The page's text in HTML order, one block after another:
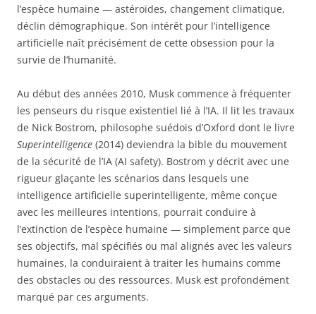
l’espèce humaine — astéroïdes, changement climatique,
déclin démographique. Son intérêt pour l’intelligence
artificielle naît précisément de cette obsession pour la
survie de l’humanité.
Au début des années 2010, Musk commence à fréquenter
les penseurs du risque existentiel lié à l’IA. Il lit les travaux
de Nick Bostrom, philosophe suédois d’Oxford dont le livre
Superintelligence (2014) deviendra la bible du mouvement
de la sécurité de l’IA (AI safety). Bostrom y décrit avec une
rigueur glaçante les scénarios dans lesquels une
intelligence artificielle superintelligente, même conçue
avec les meilleures intentions, pourrait conduire à
l’extinction de l’espèce humaine — simplement parce que
ses objectifs, mal spécifiés ou mal alignés avec les valeurs
humaines, la conduiraient à traiter les humains comme
des obstacles ou des ressources. Musk est profondément
marqué par ces arguments.